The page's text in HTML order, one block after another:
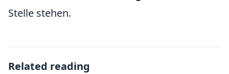
Stelle stehen.
Related reading